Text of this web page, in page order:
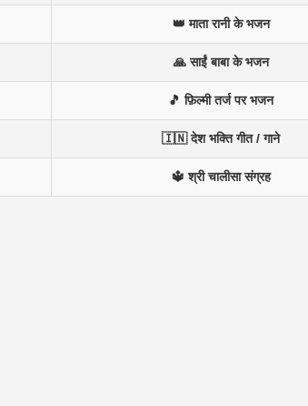
👑 माता रानी के भजन
🙏 साईं बाबा के भजन
🎵 फ़िल्मी तर्ज पर भजन
🇮🇳 देश भक्ति गीत / गाने
🔱 श्री चालीसा संग्रह